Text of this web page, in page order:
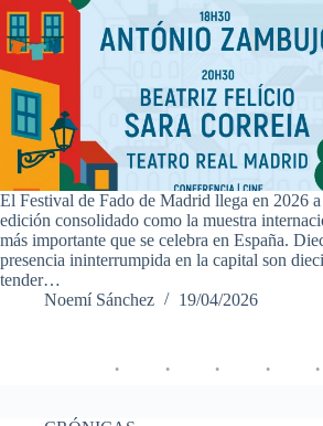
El Festival de Fado de Madrid llega en 2026 a
edición consolidado como la muestra
más importante que se celebra en España.
presencia ininterrumpida en la capital son
tender…
Noemí Sánchez
19/04/2026